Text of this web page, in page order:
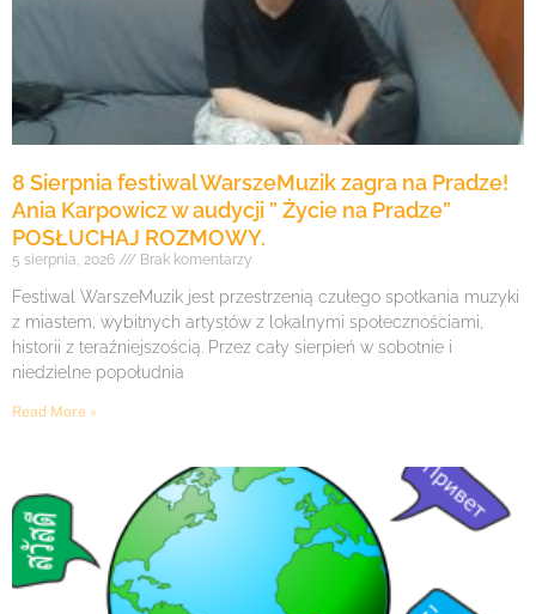
8 Sierpnia festiwal WarszeMuzik zagra na Pradze!
Ania Karpowicz w audycji ” Życie na Pradze”
POSŁUCHAJ ROZMOWY.
5 sierpnia, 2026 Brak komentarzy
Festiwal WarszeMuzik jest przestrzenią czułego spotkania muzyki
z miastem, wybitnych artystów z lokalnymi społecznościami,
historii z teraźniejszością. Przez cały sierpień w sobotnie i
niedzielne popołudnia
Read More »